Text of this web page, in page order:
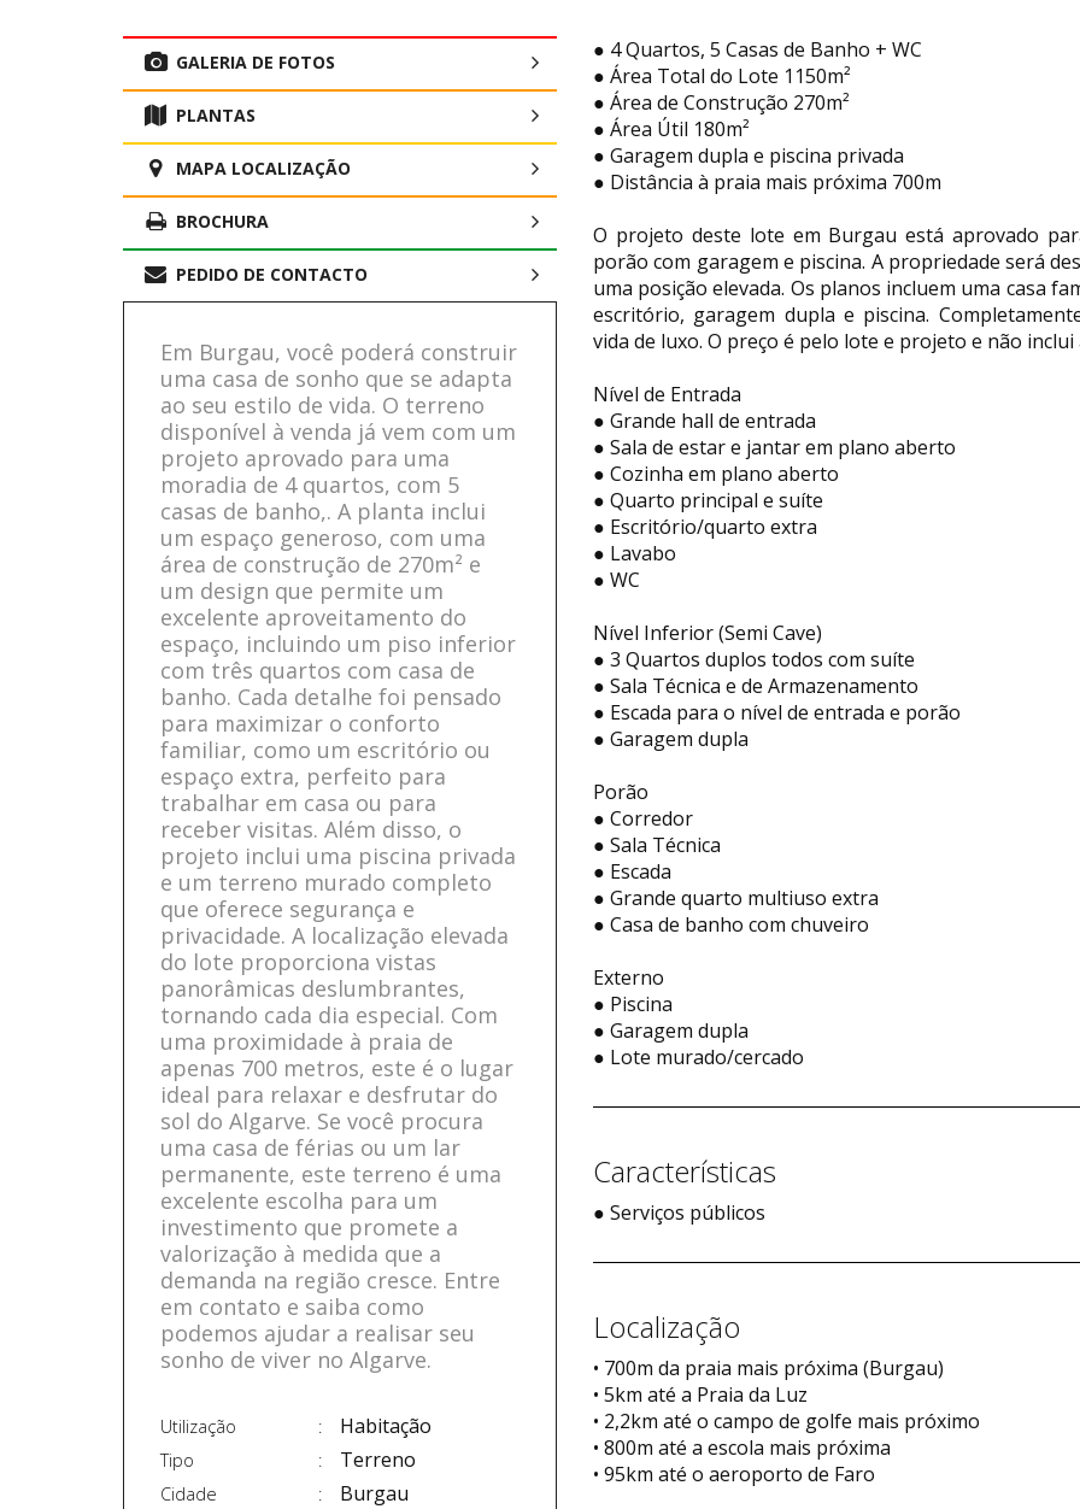
GALERIA DE FOTOS
PLANTAS
MAPA LOCALIZAÇÃO
BROCHURA
PEDIDO DE CONTACTO
Em Burgau, você poderá construir
uma casa de sonho que se adapta
ao seu estilo de vida. O terreno
disponível à venda já vem com um
projeto aprovado para uma
moradia de 4 quartos, com 5
casas de banho,. A planta inclui
um espaço generoso, com uma
área de construção de 270m² e
um design que permite um
excelente aproveitamento do
espaço, incluindo um piso inferior
com três quartos com casa de
banho. Cada detalhe foi pensado
para maximizar o conforto
familiar, como um escritório ou
espaço extra, perfeito para
trabalhar em casa ou para
receber visitas. Além disso, o
projeto inclui uma piscina privada
e um terreno murado completo
que oferece segurança e
privacidade. A localização elevada
do lote proporciona vistas
panorâmicas deslumbrantes,
tornando cada dia especial. Com
uma proximidade à praia de
apenas 700 metros, este é o lugar
ideal para relaxar e desfrutar do
sol do Algarve. Se você procura
uma casa de férias ou um lar
permanente, este terreno é uma
excelente escolha para um
investimento que promete a
valorização à medida que a
demanda na região cresce. Entre
em contato e saiba como
podemos ajudar a realisar seu
sonho de viver no Algarve.
Utilização Habitação
Tipo Terreno
Cidade Burgau
● 4 Quartos, 5 Casas de Banho + WC
● Área Total do Lote 1150m²
● Área de Construção 270m²
● Área Útil 180m²
● Garagem dupla e piscina privada
● Distância à praia mais próxima 700m
O projeto deste lote em Burgau está aprovado
porão com garagem e piscina. A propriedade será
uma posição elevada. Os planos incluem uma casa
escritório, garagem dupla e piscina.
vida de luxo. O preço é pelo lote e projeto e não
Nível de Entrada
● Grande hall de entrada
● Sala de estar e jantar em plano aberto
● Cozinha em plano aberto
● Quarto principal e suíte
● Escritório/quarto extra
● Lavabo
● WC
Nível Inferior (Semi Cave)
● 3 Quartos duplos todos com suíte
● Sala Técnica e de Armazenamento
● Escada para o nível de entrada e porão
● Garagem dupla
Porão
● Corredor
● Sala Técnica
● Escada
● Grande quarto multiuso extra
● Casa de banho com chuveiro
Externo
● Piscina
● Garagem dupla
● Lote murado/cercado
Características
● Serviços públicos
Localização
• 700m da praia mais próxima (Burgau)
• 5km até a Praia da Luz
• 2,2km até o campo de golfe mais próximo
• 800m até a escola mais próxima
• 95km até o aeroporto de Faro